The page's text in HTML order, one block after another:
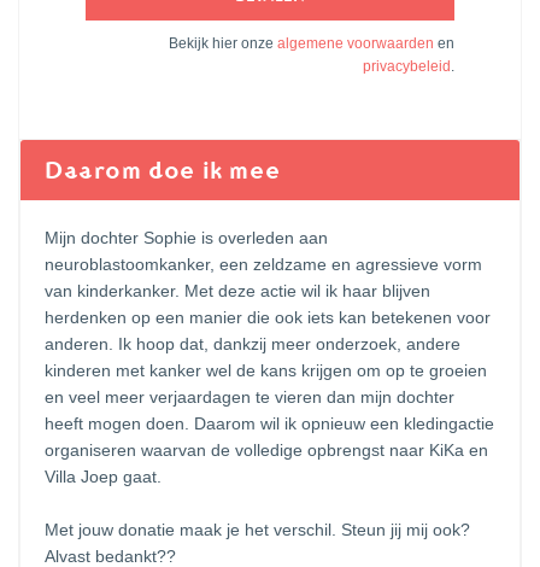
Bekijk hier onze algemene voorwaarden en
privacybeleid .
Daarom doe ik mee
Mijn dochter Sophie is overleden aan
neuroblastoomkanker, een zeldzame en agressieve vorm
van kinderkanker. Met deze actie wil ik haar blijven
herdenken op een manier die ook iets kan betekenen voor
anderen. Ik hoop dat, dankzij meer onderzoek, andere
kinderen met kanker wel de kans krijgen om op te groeien
en veel meer verjaardagen te vieren dan mijn dochter
heeft mogen doen. Daarom wil ik opnieuw een kledingactie
organiseren waarvan de volledige opbrengst naar KiKa en
Villa Joep gaat.
Met jouw donatie maak je het verschil. Steun jij mij ook?
Alvast bedankt??